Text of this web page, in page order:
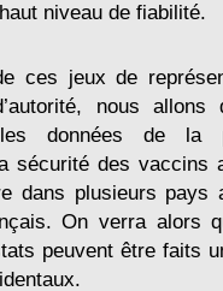
niveau de fiabilité.
ces jeux de
nous
données de la
sécurité des vaccins
dans plusieurs pays
On verra alors
peuvent être faits